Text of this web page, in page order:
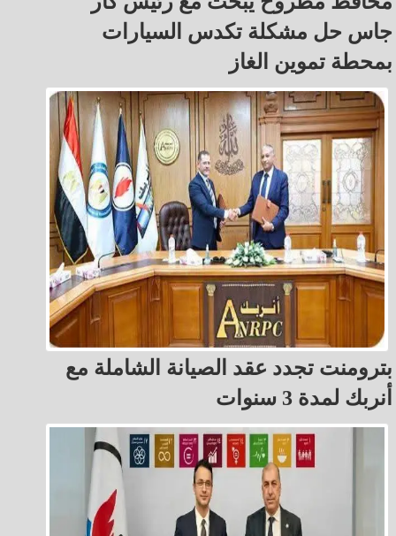
جاس حل مشكلة تكدس السيارات
بمحطة تموين الغاز
بترومنت تجدد عقد الصيانة الشاملة مع
أنربك لمدة 3 سنوات